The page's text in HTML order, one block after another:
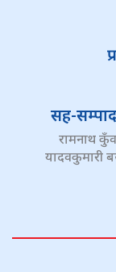
सह-
रामनाथ
यादवकुमारी